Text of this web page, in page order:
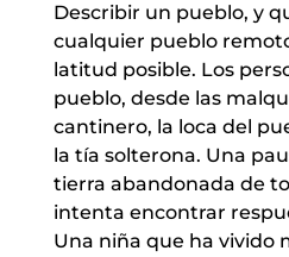
Describir un pueblo, y
cualquier pueblo
latitud posible. Los
pueblo, desde las
cantinero, la loca del
la tía solterona. Una
tierra abandonada de
intenta encontrar
Una niña que ha vivido